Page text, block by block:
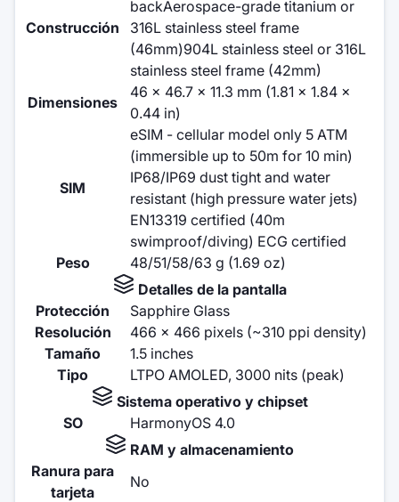
Construcción
backAerospace-grade titanium or
316L stainless steel frame
(46mm)904L stainless steel or 316L
stainless steel frame (42mm)
Dimensiones
46 x 46.7 x 11.3 mm (1.81 x 1.84 x
0.44 in)
SIM
eSIM - cellular model only 5 ATM
(immersible up to 50m for 10 min)
IP68/IP69 dust tight and water
resistant (high pressure water jets)
EN13319 certified (40m
swimproof/diving) ECG certified
Peso
48/51/58/63 g (1.69 oz)
Detalles de la pantalla
Protección
Sapphire Glass
Resolución
466 x 466 pixels (~310 ppi density)
Tamaño
1.5 inches
Tipo
LTPO AMOLED, 3000 nits (peak)
Sistema operativo y chipset
SO
HarmonyOS 4.0
RAM y almacenamiento
Ranura para
tarjeta
No